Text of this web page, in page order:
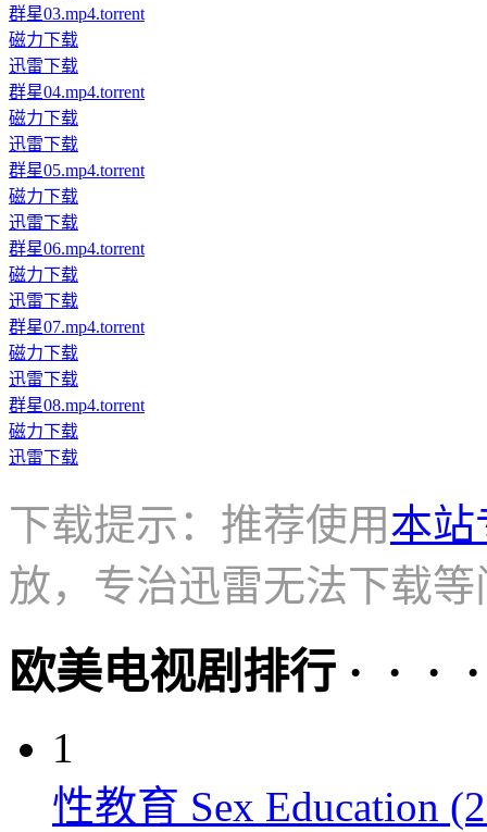
群星03.mp4.torrent
磁力下载
迅雷下载
群星04.mp4.torrent
磁力下载
迅雷下载
群星05.mp4.torrent
磁力下载
迅雷下载
群星06.mp4.torrent
磁力下载
迅雷下载
群星07.mp4.torrent
磁力下载
迅雷下载
群星08.mp4.torrent
磁力下载
迅雷下载
下载提示：推荐使用本站
放，专治迅雷无法下载等
欧美电视剧排行 · · ·
1
性教育 Sex Education